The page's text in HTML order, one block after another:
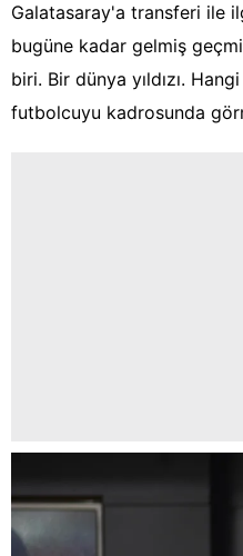
Galatasaray'a transferi ile
bugüne kadar gelmiş
biri. Bir dünya yıldızı.
futbolcuyu kadrosunda